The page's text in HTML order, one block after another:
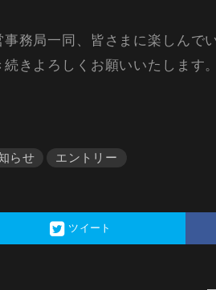
事務局一同、皆さまに楽しんで
続きよろしくお願いいたします。
らせ エントリー
ツイート